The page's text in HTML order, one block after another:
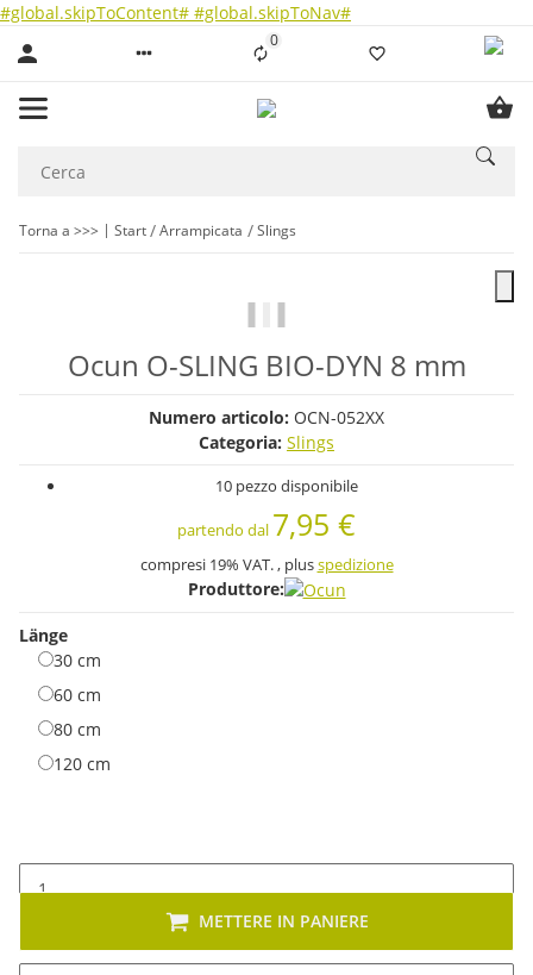
#global.skipToContent# #global.skipToNav#
0Liste ist leer
Torna a >>> Start Arrampicata Slings
Ocun O-SLING BIO-DYN 8 mm
Numero articolo: OCN-052XX
Categoria: Slings
10 pezzo disponibile
partendo dal 7,95 €
compresi 19% VAT. , plusspedizione
Produttore:
Länge
30 cm
60 cm
80 cm
120 cm
METTERE IN PANIERE